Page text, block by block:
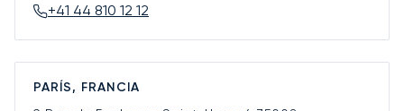
+41 44 810 12 12
PARÍS, FRANCIA